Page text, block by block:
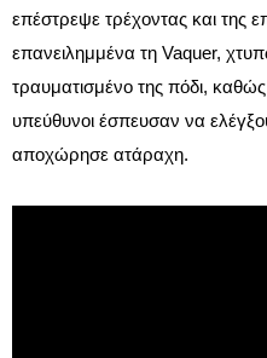
επέστρεψε τρέχοντας και της
επανειλημμένα τη Vaquer,
τραυματισμένο της πόδι,
υπεύθυνοι έσπευσαν να
αποχώρησε ατάραχη.